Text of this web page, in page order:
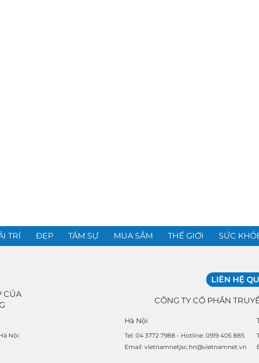
TRÍ ĐẸP TÂM SỰ MUA SẮM THẾ GIỚI SỨC
CỦA
Nội
LIÊN HỆ
CÔNG TY CỔ PHẦN
Hà Nội
Tel: 04 3772 7988 - Hotline: 0919 405 885
Email: vietnamnetjsc.hn@vietnamnet.vn